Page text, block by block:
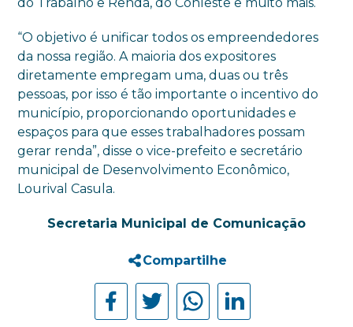
“O objetivo é unificar todos os empreendedores
da nossa região. A maioria dos expositores
diretamente empregam uma, duas ou três
pessoas, por isso é tão importante o incentivo do
município, proporcionando oportunidades e
espaços para que esses trabalhadores possam
gerar renda”, disse o vice-prefeito e secretário
municipal de Desenvolvimento Econômico,
Lourival Casula.
Secretaria Municipal de Comunicação
Compartilhe